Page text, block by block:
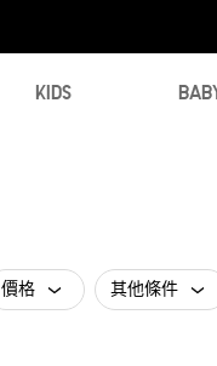
KIDS
價格 其他條件